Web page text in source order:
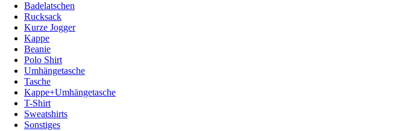
Badelatschen
Rucksack
Kurze Jogger
Kappe
Beanie
Polo Shirt
Umhängetasche
Tasche
Kappe+Umhängetasche
T-Shirt
Sweatshirts
Sonstiges